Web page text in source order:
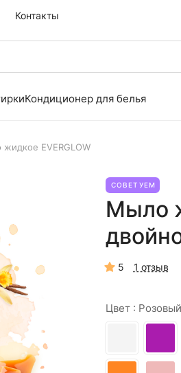
Контакты
Кондиционер для белья
EVERGLOW
СОВЕТУЕМ
Мыло
5 1 отзыв
Цвет : Розовый